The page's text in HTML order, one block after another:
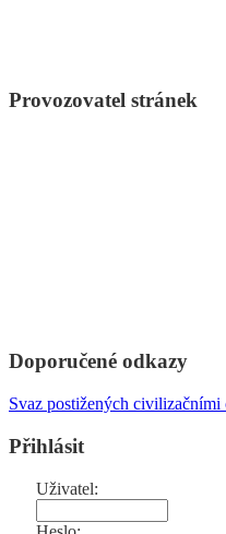
Provozovatel stránek
Doporučené odkazy
Svaz postižených civilizačními
Přihlásit
Uživatel: